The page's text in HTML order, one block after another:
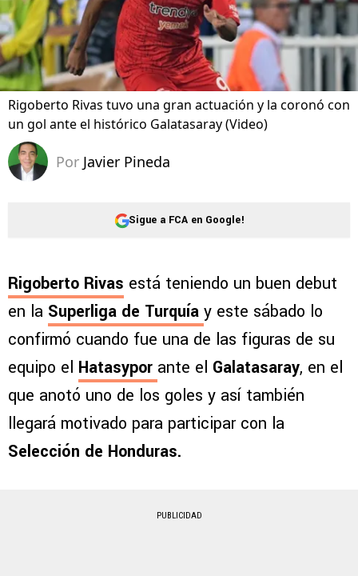
Rigoberto Rivas tuvo una gran actuación y la coronó con
un gol ante el histórico Galatasaray (Video)
Por Javier Pineda
Sigue a FCA en Google!
Rigoberto Rivas está teniendo un buen debut
en la Superliga de Turquía y este sábado lo
confirmó cuando fue una de las figuras de su
equipo el Hatasypor ante el Galatasaray, en el
que anotó uno de los goles y así también
llegará motivado para participar con la
Selección de Honduras.
PUBLICIDAD